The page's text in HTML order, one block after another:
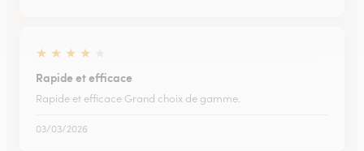
★ ★ ★ ★
Rapide et efficace
Rapide et efficace Grand choix de gamme.
03/03/2026